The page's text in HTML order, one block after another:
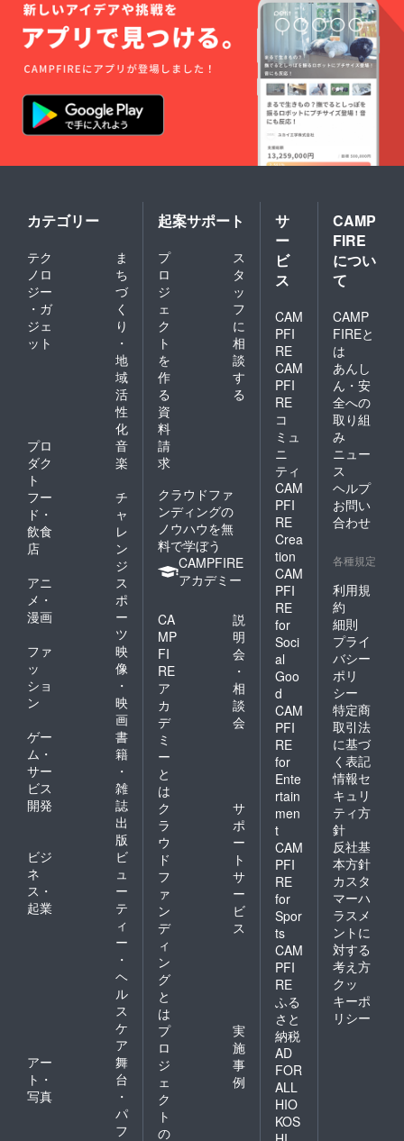
カテゴリー
テク
ノロ
ジー
・ガ
ジェ
ット
ま
ち
づ
く
り
・
地
域
活
性
化
プロ
ダク
ト
音
楽
フー
ド・
飲食
店
チ
ャ
レ
ン
ジ
アニ
メ・
漫画
ス
ポ
ー
ツ
ファ
ッ
ショ
ン
映
像
・
映
画
ゲー
ム・
サー
ビス
開発
書
籍
・
雑
誌
出
版
ビジ
ネ
ス・
起業
ビ
ュ
ー
テ
ィ
ー
・
ヘ
ル
ス
ケ
ア
アー
ト・
写真
舞
台
・
パ
フ
起案サポート
プ
ロ
ジ
ェ
ク
ト
を
作
る
ス
タ
ッ
フ
に
相
談
す
る
資
料
請
求
クラウドファ
ンディングの
ノウハウを無
料で学ぼう
CAMPFIRE
アカデミー
CA
MP
FI
RE
ア
カ
デ
ミ
ー
と
は
説
明
会
・
相
談
会
ク
ラ
ウ
ド
フ
ァ
ン
デ
ィ
ン
グ
と
は
サ
ポ
ー
ト
サ
ー
ビ
ス
プ
ロ
ジ
ェ
ク
ト
の
実
施
事
例
サ
ー
ビ
ス
CAM
PFI
RE
CAM
PFI
RE
コ
ミュ
ニ
ティ
CAM
PFI
RE
Crea
tion
CAM
PFI
RE
for
Soci
al
Goo
d
CAM
PFI
RE
for
Ente
rtain
men
t
CAM
PFI
RE
for
Spor
ts
CAM
PFI
RE
ふる
さと
納税
AD
FOR
ALL
HIO
KOS
CAMP
FIRE
につい
て
CAMP
FIREと
は
あんし
ん・安
全への
取り組
み
ニュー
ス
ヘルプ
お問い
合わせ
各種規定
利用規
約
細則
プライ
バシー
ポリ
シー
特定商
取引法
に基づ
く表記
情報セ
キュリ
ティ方
針
反社基
本方針
カスタ
マーハ
ラスメ
ントに
対する
考え方
クッ
キーポ
リシー